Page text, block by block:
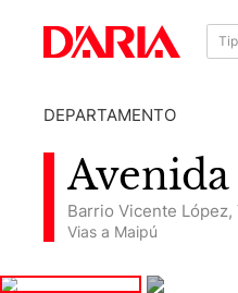
DEPARTAMENTO
Avenida
Barrio Vicente López,
Vias a Maipú